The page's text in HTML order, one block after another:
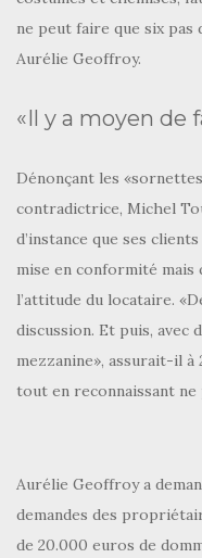
ne peut faire que six
Aurélie Geoffroy.
«Il y a moyen de
Dénonçant les
contradictrice, Michel
d’instance que ses
mise en conformité mais
l’attitude du locataire.
discussion. Et puis, avec
mezzanine», assurait-il à
tout en reconnaissant
Aurélie Geoffroy a
demandes des
de 20.000 euros de